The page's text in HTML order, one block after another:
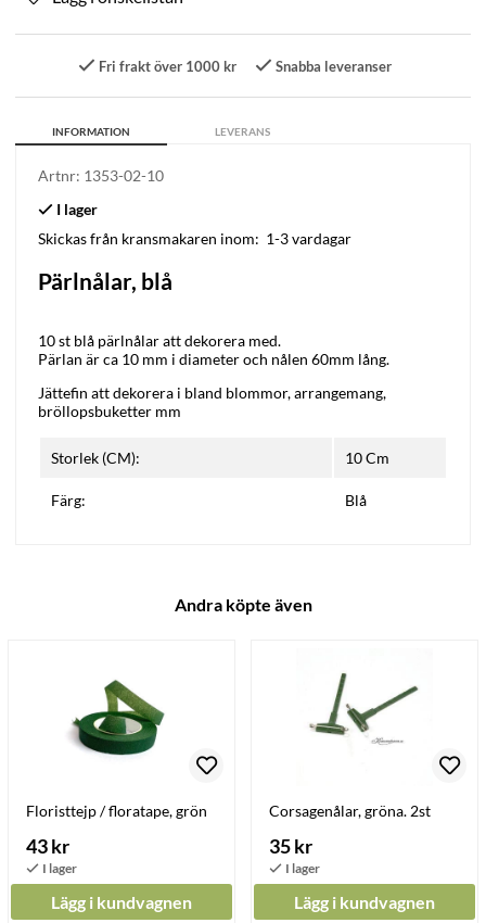
Fri frakt över 1000 kr Snabba leveranser
INFORMATION LEVERANS
Artnr: 1353-02-10
Skickas från kransmakaren inom: 1-3 vardagar
Pärlnålar, blå
10 st blå pärlnålar att dekorera med.
Pärlan är ca 10 mm i diameter och nålen 60mm lång.
Jättefin att dekorera i bland blommor, arrangemang,
bröllopsbuketter mm
Storlek (CM): 10 Cm
Färg: Blå
Andra köpte även
Floristtejp / floratape, grön
43 kr
Lägg i kundvagnen
Corsagenålar, gröna. 2st
35 kr
Lägg i kundvagnen